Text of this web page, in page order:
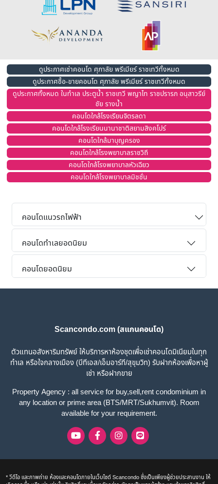
ดูประกาศเช่าคอนโด ศุภาลัย พรีเมียร์ ราชเทวีทั้งหมด
ดูประกาศซื้อ-ขายคอนโด ศุภาลัย พรีเมียร์ ราชเทวีทั้งหมด
ดูประกาศทั้งหมด ในทำเล ประตูน้ำ ราชเทวี พญาไท ราชปรารภ อนุสาวรีย์
ชัย รางน้ำ
คอนโดใกล้โรงเรียนจิตรลดา
คอนโดใกล้โรงเรียนนานาชาติสยามสิงคโปร์
คอนโดใกล้มาบุญครอง
คอนโดใกล้โรงพยาบาลราชวิถี
คอนโดใกล้โรงพยาบาลหัวเฉียว
คอนโดใกล้โรงพยาบาลมิชชั่น
คอนโดแนวรถไฟฟ้า
คอนโดทำเลยอดนิยม
คอนโดยอดนิยม
Scancondo.com (สแกนคอนโด)
ตัวแทนอสังหาริมทรัพย์ ให้บริการหาห้องชุดเพื่อเช่าคอนโดมิเนียมในทุก
ทำเล หรือใจกลางเมือง (บีทีเอส/เอ็มอาร์ที/สุขุมวิท) รับฝากห้องเพื่อหาผู้
เช่า หรือฝากขาย
Property Agency : all service for buy,sell,rent condominium in
any location or prime area (BTS/MRT/Sukhumvit). Room
available for your requirement.
* วีดีโอ และภาพถ่าย ห้องและคอนโดภายในเว็บไซด์ Scancondo ซึ่งเป็นเพียงผู้ช่วยประสานงาน ให้